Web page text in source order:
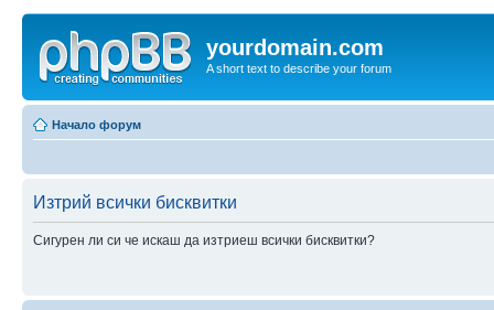
yourdomain.com
A short text to describe your forum
Начало форум
Изтрий всички бисквитки
Сигурен ли си че искаш да изтриеш всички бисквитки?